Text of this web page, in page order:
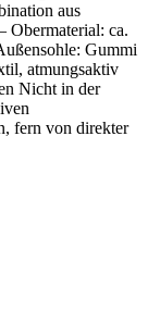
aus
Obermaterial: ca.
Gummi
atmungsaktiv
Nicht in der
fern von direkter